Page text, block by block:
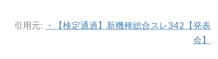
引用元:
・【検定通過】新機種総合スレ342【発表
会】